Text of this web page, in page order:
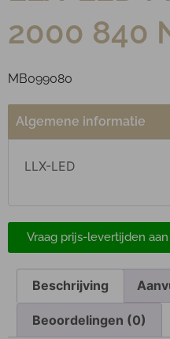
2000 840
MB099080
Algemene informatie
LLX-LED
Vraag prijs-levertijden aan
Beschrijving
Beoordelingen (0)